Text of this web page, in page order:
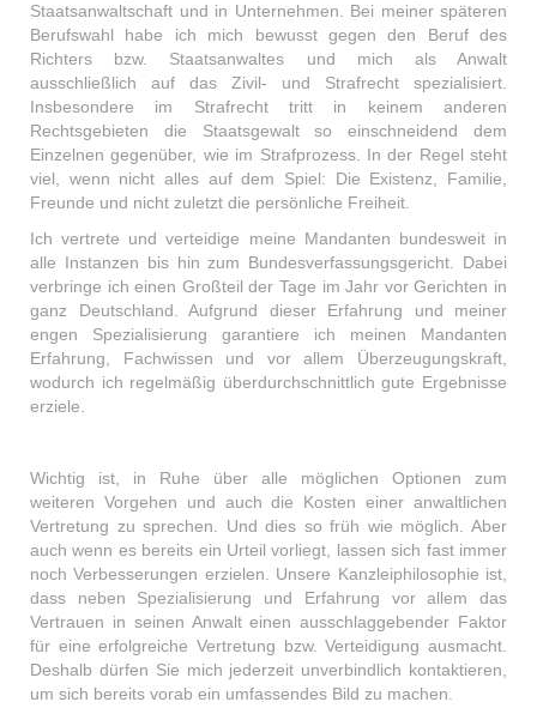
Staatsanwaltschaft und in Unternehmen. Bei meiner späteren
Berufswahl habe ich mich bewusst gegen den Beruf des
Richters bzw. Staatsanwaltes und mich als Anwalt
ausschließlich auf das Zivil- und Strafrecht spezialisiert.
Insbesondere im Strafrecht tritt in keinem anderen
Rechtsgebieten die Staatsgewalt so einschneidend dem
Einzelnen gegenüber, wie im Strafprozess. In der Regel steht
viel, wenn nicht alles auf dem Spiel: Die Existenz, Familie,
Freunde und nicht zuletzt die persönliche Freiheit.
Ich vertrete und verteidige meine Mandanten bundesweit in
alle Instanzen bis hin zum Bundesverfassungsgericht. Dabei
verbringe ich einen Großteil der Tage im Jahr vor Gerichten in
ganz Deutschland. Aufgrund dieser Erfahrung und meiner
engen Spezialisierung garantiere ich meinen Mandanten
Erfahrung, Fachwissen und vor allem Überzeugungskraft,
wodurch ich regelmäßig überdurchschnittlich gute Ergebnisse
erziele.
Wichtig ist, in Ruhe über alle möglichen Optionen zum
weiteren Vorgehen und auch die Kosten einer anwaltlichen
Vertretung zu sprechen. Und dies so früh wie möglich. Aber
auch wenn es bereits ein Urteil vorliegt, lassen sich fast immer
noch Verbesserungen erzielen. Unsere Kanzleiphilosophie ist,
dass neben Spezialisierung und Erfahrung vor allem das
Vertrauen in seinen Anwalt einen ausschlaggebender Faktor
für eine erfolgreiche Vertretung bzw. Verteidigung ausmacht.
Deshalb dürfen Sie mich jederzeit unverbindlich kontaktieren,
um sich bereits vorab ein umfassendes Bild zu machen.